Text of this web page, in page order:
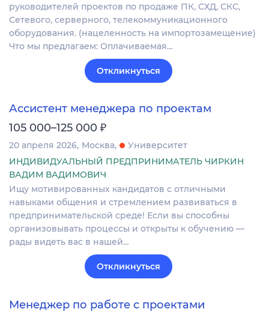
руководителей проектов по продаже ПК, СХД, СКС,
Сетевого, серверного, телекоммуникационного
оборудования. (нацеленность на импортозамещение)
Что мы предлагаем: Оплачиваемая…
Откликнуться
Ассистент менеджера по проектам
105 000–125 000 ₽
20 апреля 2026 Москва
Университет
ИНДИВИДУАЛЬНЫЙ ПРЕДПРИНИМАТЕЛЬ ЧИРКИН
ВАДИМ ВАДИМОВИЧ
Ищу мотивированных кандидатов с отличными
навыками общения и стремлением развиваться в
предпринимательской среде! Если вы способны
организовывать процессы и открыты к обучению —
рады видеть вас в нашей…
Откликнуться
Менеджер по работе с проектами